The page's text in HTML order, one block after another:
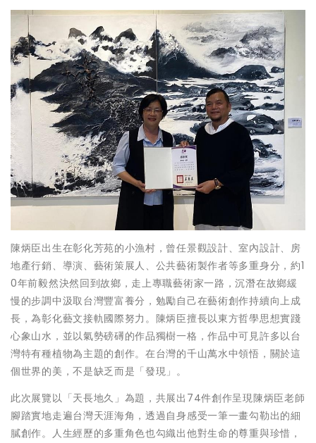
陳炳臣出生在彰化芳苑的小漁村，曾任景觀設計、室內設計、房
地產行銷、導演、藝術策展人、公共藝術製作者等多重身分，約1
0年前毅然決然回到故鄉，走上專職藝術家一路，沉潛在故鄉緩
慢的步調中汲取台灣豐富養分，勉勵自己在藝術創作持續向上成
長，為彰化藝文接軌國際努力。陳炳臣擅長以東方哲學思想實踐
心象山水，並以氣勢磅礡的作品獨樹一格，作品中可見許多以台
灣特有種植物為主題的創作。在台灣的千山萬水中領悟，關於這
個世界的美，不是缺乏而是「發現」。
此次展覽以「天長地久」為題，共展出74件創作呈現陳炳臣老師
腳踏實地走遍台灣天涯海角，透過自身感受一筆一畫勾勒出的細
膩創作。人生經歷的多重角色也勾織出他對生命的尊重與珍惜，